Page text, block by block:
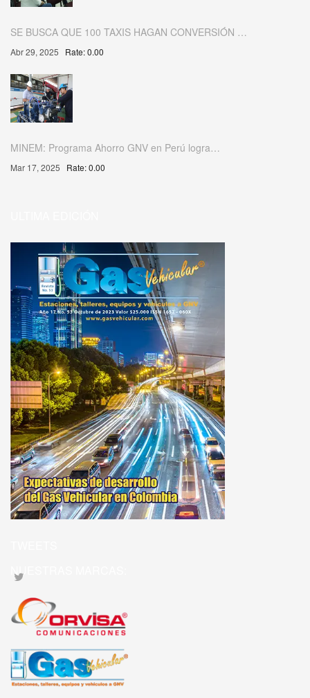
SE BUSCA QUE 100 TAXIS HAGAN CONVERSIÓN …
Abr 29, 2025 Rate: 0.00
MINEM: Programa Ahorro GNV en Perú logra…
Mar 17, 2025 Rate: 0.00
NUESTRAS MARCAS: